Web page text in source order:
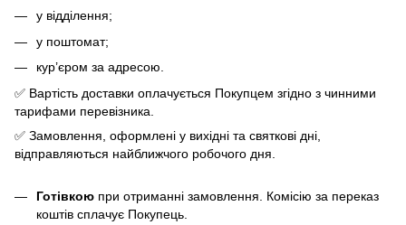
у відділення;
у поштомат;
кур’єром за адресою.
✅ Вартість доставки оплачується Покупцем згідно з чинними
тарифами перевізника.
✅ Замовлення, оформлені у вихідні та святкові дні,
відправляються найближчого робочого дня.
Готівкою при отриманні замовлення. Комісію за переказ
коштів сплачує Покупець.